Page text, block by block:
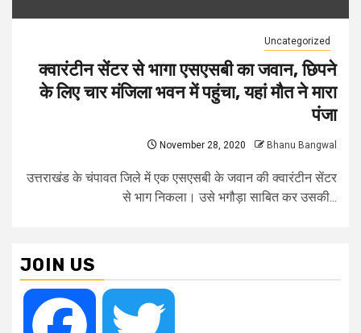
Uncategorized
क्वारंटीन सेंटर से भागा एसएसबी का जवान, छिपने
के लिए चार मंजिला भवन में पहुंचा, यहां मौत ने मारा
पंजा
November 28, 2020 Bhanu Bangwal
उत्तराखंड के चंपावत जिले में एक एसएसबी के जवान की क्वारंटीन सेंटर
से भाग निकला। उसे भगौड़ा साबित कर उसकी...
JOIN US
Facebook